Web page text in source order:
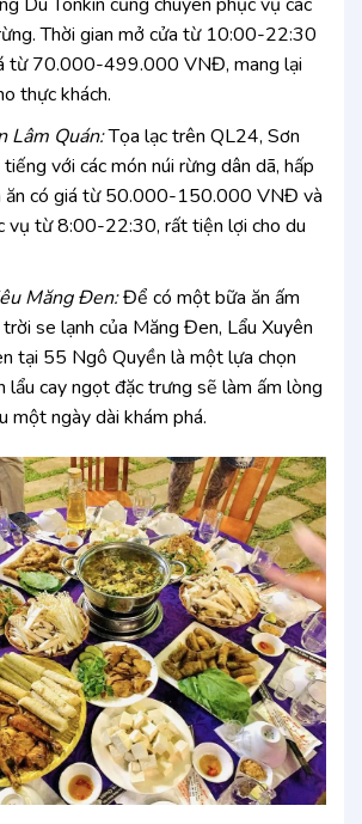
Du Tonkin cũng chuyên phục vụ các
Thời gian mở cửa từ 10:00-22:30
từ 70.000-499.000 VNĐ, mang lại
thực khách.
Lâm Quán:Tọa lạc trên QL24, Sơn
với các món núi rừng dân dã, hấp
ăn có giá từ 50.000-150.000 VNĐ và
vụ từ 8:00-22:30, rất tiện lợi cho du
Măng Đen:Để có một bữa ăn ấm
se lạnh của Măng Đen, Lẩu Xuyên
tại 55 Ngô Quyền là một lựa chọn
lẩu cay ngọt đặc trưng sẽ làm ấm lòng
một ngày dài khám phá.